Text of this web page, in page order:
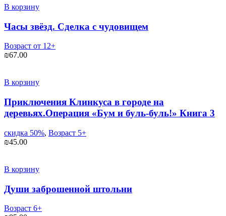
В корзину
Часы звёзд. Сделка с чудовищем
Возраст от 12+
₪67.00
В корзину
Приключения Клинкуса в городе на
деревьях.Операция «Бум и буль-буль!» Книга 3
скидка 50%, Возраст 5+
₪45.00
В корзину
Души заброшенной штольни
Возраст 6+